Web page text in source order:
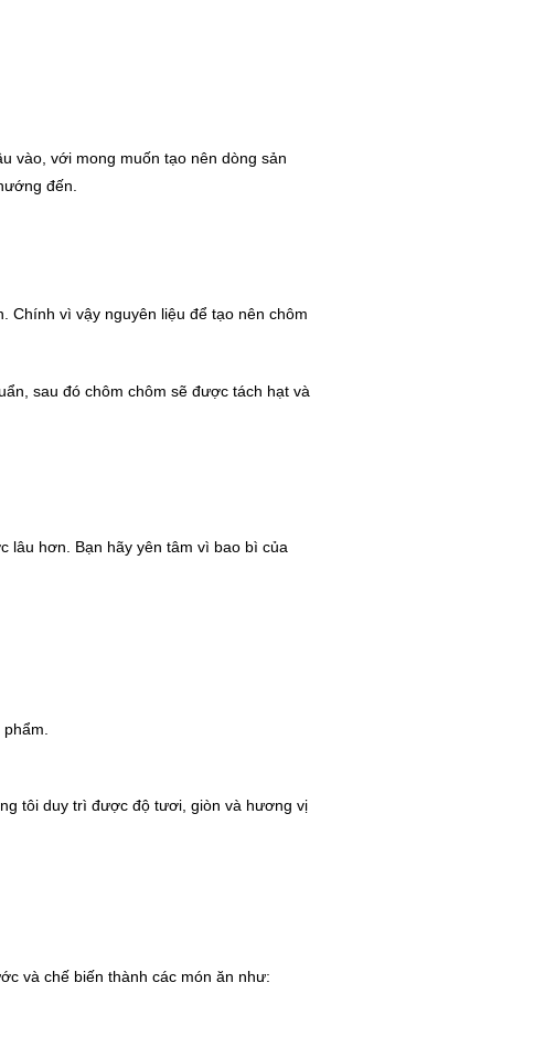
vào, với mong muốn tạo nên dòng sản
đến.
Chính vì vậy nguyên liệu để tạo nên chôm
sau đó chôm chôm sẽ được tách hạt và
lâu hơn. Bạn hãy yên tâm vì bao bì của
tôi duy trì được độ tươi, giòn và hương vị
và chế biến thành các món ăn như: